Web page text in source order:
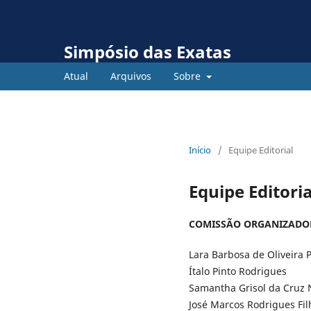
Simpósio das Exatas
Atual Arquivos Sobre
Início / Equipe Editorial
Equipe
COMISSÃO
Lara Barbosa de Oliveira
Ítalo Pinto Rodrigues
Samantha Grisol da Cruz
José Marcos Rodrigues